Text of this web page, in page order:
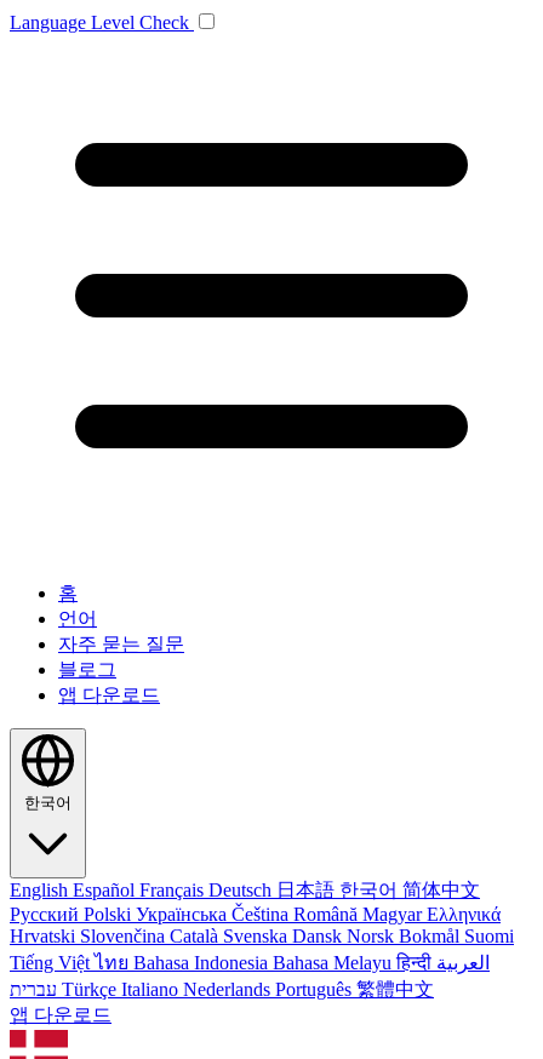
Language Level Check
홈
언어
자주 묻는 질문
블로그
앱 다운로드
한국어
English Español Français Deutsch 日本語 한국어 简体中文
Русский Polski Українська Čeština Română MagyarΕλληνικά
Hrvatski Slovenčina Català Svenska Dansk Norsk Bokmål Suomi
Tiếng Việtไทย Bahasa Indonesia Bahasa Melayuहिन्दी العربية
Türkçe Italiano Nederlands Português 繁體中文
앱 다운로드